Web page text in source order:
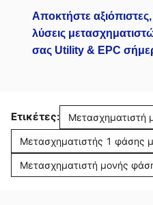
Αποκτήστε
λύσεις
σας Utility & EPC
Ετικέτες: Μετασχηματιστή
Μετασχηματιστής 1 φάσης
Μετασχηματιστή μονής